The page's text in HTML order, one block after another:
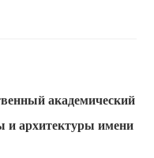
академический
и архитектуры имени